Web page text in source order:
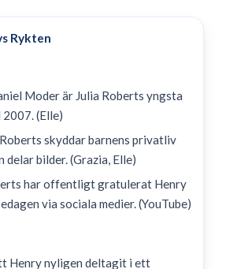
Rykten
Moder är Julia Roberts yngsta
2007. (Elle)
skyddar barnens privatliv
delar bilder. (Grazia, Elle)
har offentligt gratulerat Henry
via sociala medier. (YouTube)
Henry nyligen deltagit i ett